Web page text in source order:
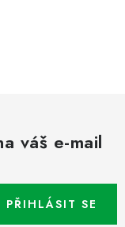
váš e-mail
PŘIHLÁSIT SE